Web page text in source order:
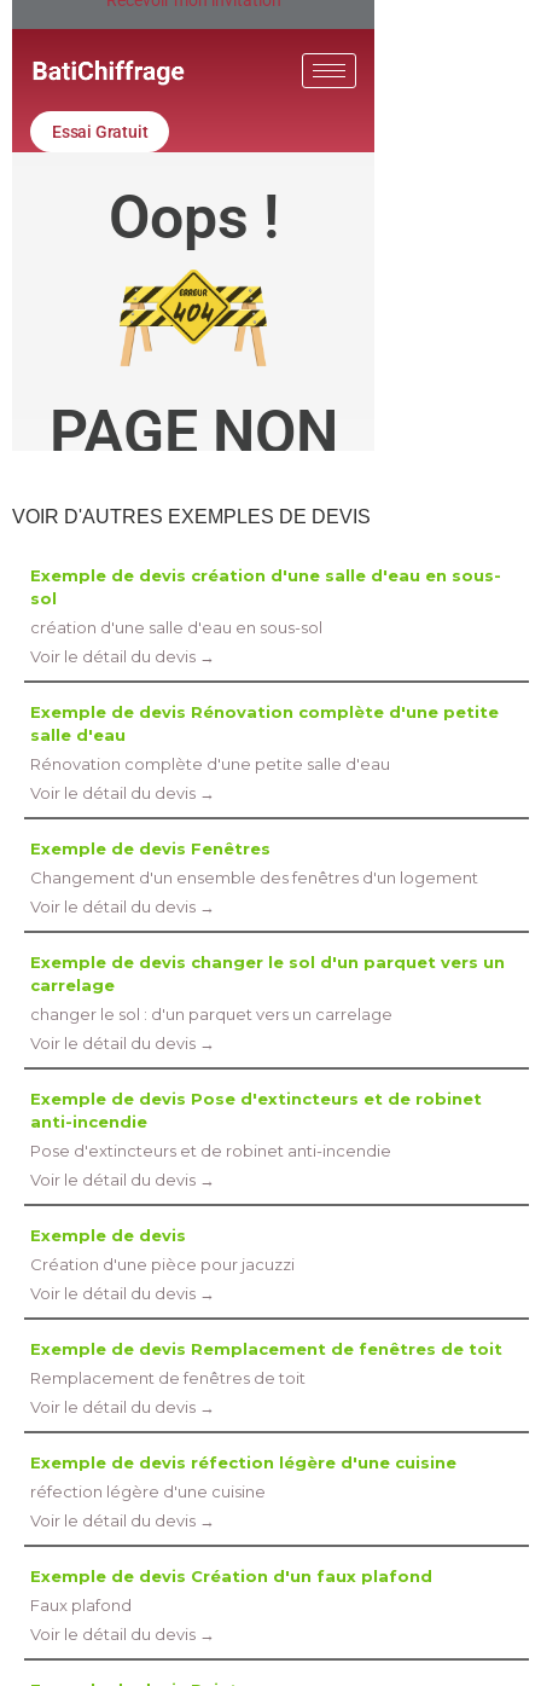
VOIR D'AUTRES EXEMPLES DE DEVIS
Exemple de devis création d'une salle d'eau en sous-
sol
création d'une salle d'eau en sous-sol
Voir le détail du devis →
Exemple de devis Rénovation complète d'une petite
salle d'eau
Rénovation complète d'une petite salle d'eau
Voir le détail du devis →
Exemple de devis Fenêtres
Changement d'un ensemble des fenêtres d'un logement
Voir le détail du devis →
Exemple de devis changer le sol d'un parquet vers un
carrelage
changer le sol : d'un parquet vers un carrelage
Voir le détail du devis →
Exemple de devis Pose d'extincteurs et de robinet
anti-incendie
Pose d'extincteurs et de robinet anti-incendie
Voir le détail du devis →
Exemple de devis
Création d'une pièce pour jacuzzi
Voir le détail du devis →
Exemple de devis Remplacement de fenêtres de toit
Remplacement de fenêtres de toit
Voir le détail du devis →
Exemple de devis réfection légère d'une cuisine
réfection légère d'une cuisine
Voir le détail du devis →
Exemple de devis Création d'un faux plafond
Faux plafond
Voir le détail du devis →